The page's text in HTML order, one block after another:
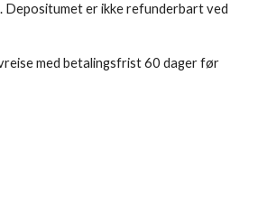
er ikke refunderbart ved
med betalingsfrist 60 dager før